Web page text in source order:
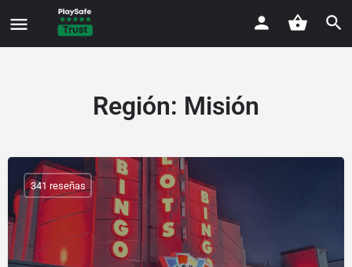
Región: Misión
341 reseñas